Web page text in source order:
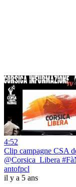
4:52
Clip campagne CSA
@Corsica_Libera
antofpcl
il y a 5 ans